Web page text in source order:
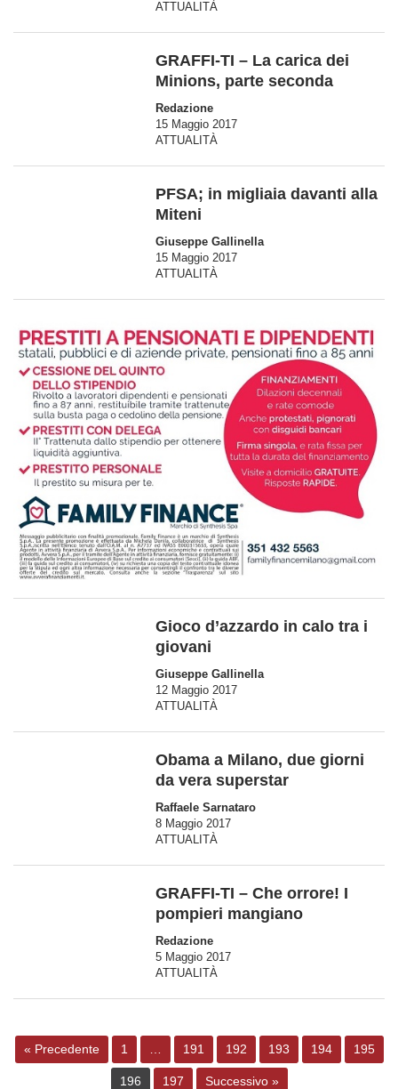
ATTUALITÀ
GRAFFI-TI – La carica dei
Minions, parte seconda
Redazione
15 Maggio 2017
ATTUALITÀ
PFSA; in migliaia davanti alla
Miteni
Giuseppe Gallinella
15 Maggio 2017
ATTUALITÀ
Gioco d’azzardo in calo tra i
giovani
Giuseppe Gallinella
12 Maggio 2017
ATTUALITÀ
Obama a Milano, due giorni
da vera superstar
Raffaele Sarnataro
8 Maggio 2017
ATTUALITÀ
GRAFFI-TI – Che orrore! I
pompieri mangiano
Redazione
5 Maggio 2017
ATTUALITÀ
« Precedente 1 191 192 193 194 195
196 197 Successivo »